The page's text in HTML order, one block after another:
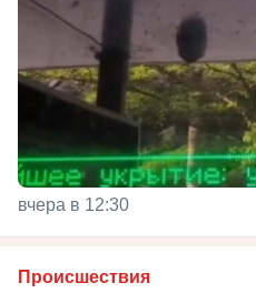
вчера в 12:30
Происшествия